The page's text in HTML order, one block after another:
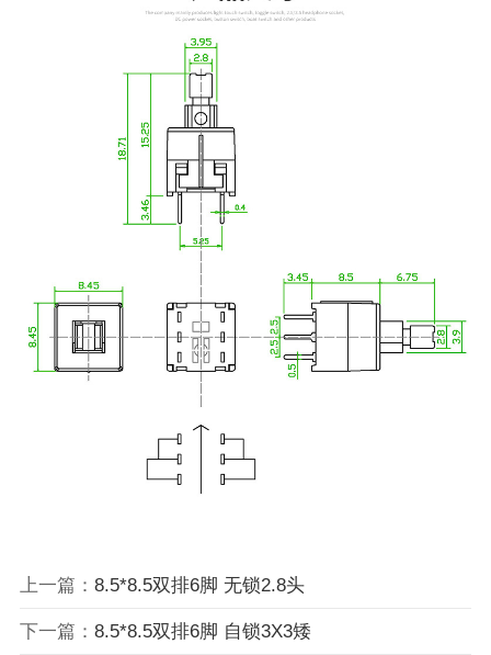
上一篇： 8.5*8.5双排6脚 无锁2.8头
下一篇： 8.5*8.5双排6脚 自锁3X3矮